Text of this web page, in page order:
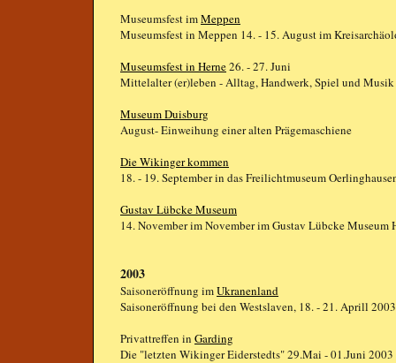
Museumsfest imMeppen
Museumsfest in Meppen 14. - 15. August im
Museumsfest in Herne26. - 27. Juni
Mittelalter (er)leben - Alltag, Handwerk, Spiel und Musik
Museum Duisburg
August- Einweihung einer alten Prägemaschiene
Die Wikinger kommen
18. - 19. September in das Freilichtmuseum
Gustav Lübcke Museum
14. November im November im Gustav Lübcke Museum
2003
Saisoneröffnung imUkranenland
Saisoneröffnung bei den Westslaven, 18. - 21. Aprill
Privattreffen in Garding
Die "letzten Wikinger Eiderstedts" 29.Mai - 01.Juni 2003